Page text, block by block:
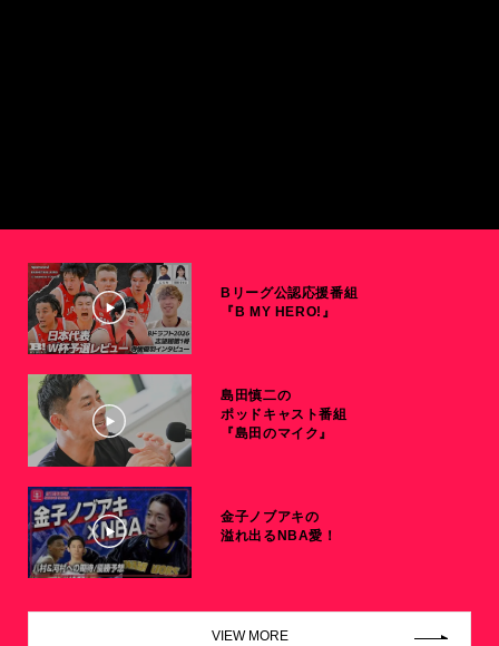
Bリーグ公認応援番組
『B MY HERO!』
島田慎二の
ポッドキャスト番組
『島田のマイク』
金子ノブアキの
溢れ出るNBA愛！
VIEW MORE